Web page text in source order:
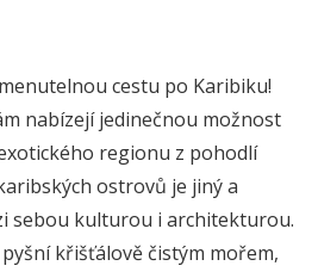
cestu po Karibiku!
nabízejí jedinečnou možnost
regionu z pohodlí
ostrovů je jiný a
sebou kulturou i architekturou.
křišťálově čistým mořem,